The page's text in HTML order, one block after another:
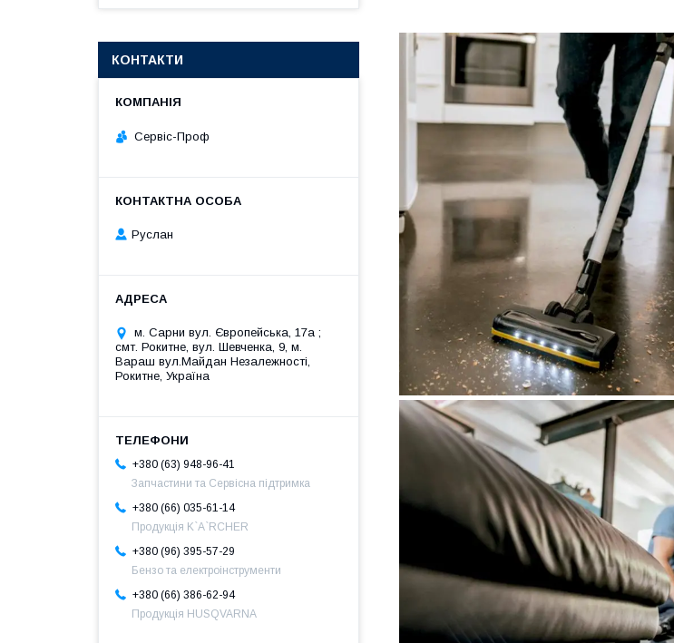
КОНТАКТИ
Сервіс-Проф
Руслан
м. Сарни вул. Європейська, 17а ;
смт. Рокитне, вул. Шевченка, 9, м.
Вараш вул.Майдан Незалежності,
Рокитне, Україна
+380 (63) 948-96-41
Запчастини та Сервісна підтримка
+380 (66) 035-61-14
Продукція K`A`RCHER
+380 (96) 395-57-29
Бензо та електроінструменти
+380 (66) 386-62-94
Продукція HUSQVARNA